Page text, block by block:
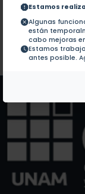
Estamos
Algunas
están
cabo mejoras
Estamos
antes posible.
Colaboraciones en Tesis: